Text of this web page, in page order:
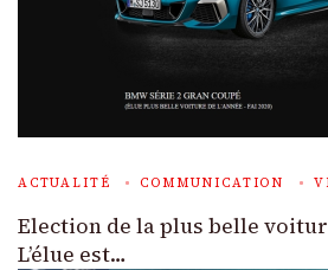
ACTUALITÉ COMMUNICATION
Election de la plus belle
L’élue est…